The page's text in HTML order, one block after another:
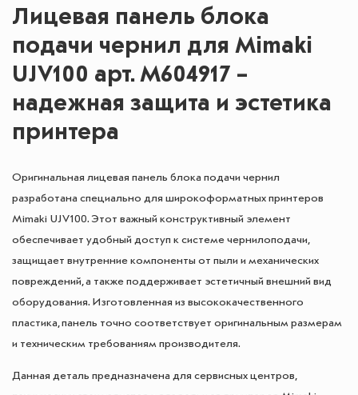
Лицевая панель блока
подачи чернил для Mimaki
UJV100 арт. M604917 –
надежная защита и эстетика
принтера
Оригинальная лицевая панель блока подачи чернил
разработана специально для широкоформатных принтеров
Mimaki UJV100. Этот важный конструктивный элемент
обеспечивает удобный доступ к системе чернилоподачи,
защищает внутренние компоненты от пыли и механических
повреждений, а также поддерживает эстетичный внешний вид
оборудования. Изготовленная из высококачественного
пластика, панель точно соответствует оригинальным размерам
и техническим требованиям производителя.
Данная деталь предназначена для сервисных центров,